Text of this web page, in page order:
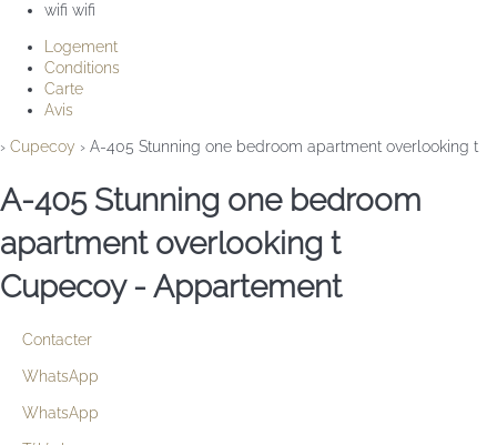
wifi wifi
Logement
Conditions
Carte
Avis
› Cupecoy › A-405 Stunning one bedroom apartment overlooking t
A-405 Stunning one bedroom
apartment overlooking t
Cupecoy - Appartement
Contacter
WhatsApp
WhatsApp